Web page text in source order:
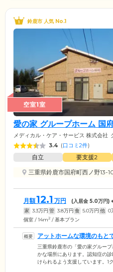
鈴鹿市 人気 No.1
空室1室
愛の家 グループホーム 国
メディカル・ケア・サービス 株式会社
3.4 (口コミ2件)
自立 要支援2
三重県鈴鹿市国府町西ノ野13-
月額12.1 万円 (入居金 5.0万円)
家 3.3万円 管 3.8万円 食 5.0万円 他 0
個室 / 14m2 / 基本プラン
アットホームな環境のもと
三重県鈴鹿市の「愛の家グルー
かな場所にあります。認知症の
けられるよう支援しています。1